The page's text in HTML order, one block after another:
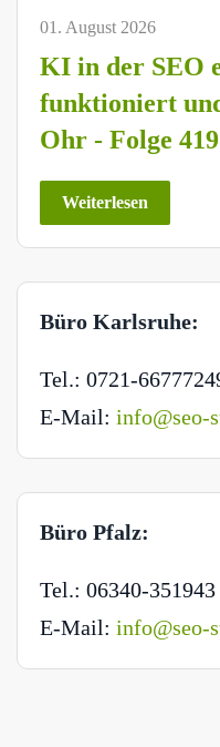
01. August 2026
KI in der SEO
funktioniert
Ohr - Folge 419
Weiterlesen
Büro Karlsruhe:
Tel.: 0721-
E-Mail: info@seo-
Büro Pfalz:
Tel.: 06340-351943
E-Mail: info@seo-